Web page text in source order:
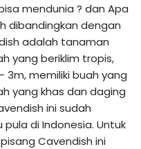
mendunia ? dan Apa
dibandingkan dengan
adalah tanaman
yang beriklim tropis,
3m, memiliki buah yang
yang khas dan daging
ini sudah
di Indonesia. Untuk
Cavendish ini